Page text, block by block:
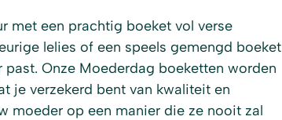
met een prachtig boeket vol verse
lelies of een speels gemengd boeket
Onze Moederdag boeketten worden
je verzekerd bent van kwaliteit en
moeder op een manier die ze nooit zal